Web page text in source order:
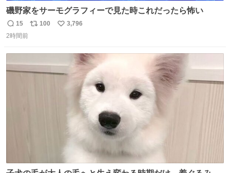
磯野家をサーモグラフィーで見た時これだったら怖い
返
信
15
リ
数
100
い
3,796
2時間前